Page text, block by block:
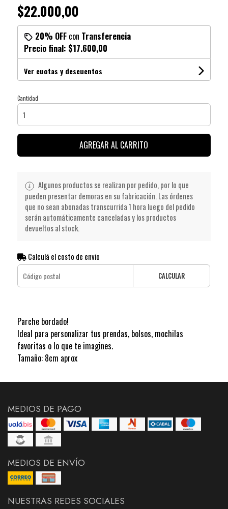
$22.000,00
20% OFFcon Transferencia
Precio final: $17.600,00
Ver cuotas y descuentos
Cantidad
AGREGAR AL CARRITO
Algunos productos se realizan por pedido, por lo que
pueden presentar demoras en su fabricación. Las órdenes
que no sean abonadas transcurrida 1 hora luego del pedido
serán automáticamente canceladas y los productos
devueltos al stock.
Calculá el costo de envío
CALCULAR
Parche bordado!
Ideal para personalizar tus prendas, bolsos, mochilas
favoritas o lo que te imagines.
Tamaño: 8cm aprox
MEDIOS DE PAGO
MEDIOS DE ENVÍO
NUESTRAS REDES SOCIALES